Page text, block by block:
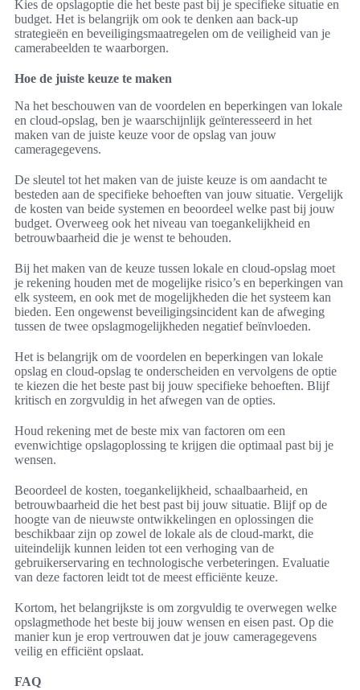
Kies de opslagoptie die het beste past bij je specifieke situatie en
budget. Het is belangrijk om ook te denken aan back-up
strategieën en beveiligingsmaatregelen om de veiligheid van je
camerabeelden te waarborgen.
Hoe de juiste keuze te maken
Na het beschouwen van de voordelen en beperkingen van lokale
en cloud-opslag, ben je waarschijnlijk geïnteresseerd in het
maken van de juiste keuze voor de opslag van jouw
cameragegevens.
De sleutel tot het maken van de juiste keuze is om aandacht te
besteden aan de specifieke behoeften van jouw situatie. Vergelijk
de kosten van beide systemen en beoordeel welke past bij jouw
budget. Overweeg ook het niveau van toegankelijkheid en
betrouwbaarheid die je wenst te behouden.
Bij het maken van de keuze tussen lokale en cloud-opslag moet
je rekening houden met de mogelijke risico’s en beperkingen van
elk systeem, en ook met de mogelijkheden die het systeem kan
bieden. Een ongewenst beveiligingsincident kan de afweging
tussen de twee opslagmogelijkheden negatief beïnvloeden.
Het is belangrijk om de voordelen en beperkingen van lokale
opslag en cloud-opslag te onderscheiden en vervolgens de optie
te kiezen die het beste past bij jouw specifieke behoeften. Blijf
kritisch en zorgvuldig in het afwegen van de opties.
Houd rekening met de beste mix van factoren om een
evenwichtige opslagoplossing te krijgen die optimaal past bij je
wensen.
Beoordeel de kosten, toegankelijkheid, schaalbaarheid, en
betrouwbaarheid die het best past bij jouw situatie. Blijf op de
hoogte van de nieuwste ontwikkelingen en oplossingen die
beschikbaar zijn op zowel de lokale als de cloud-markt, die
uiteindelijk kunnen leiden tot een verhoging van de
gebruikerservaring en technologische verbeteringen. Evaluatie
van deze factoren leidt tot de meest efficiënte keuze.
Kortom, het belangrijkste is om zorgvuldig te overwegen welke
opslagmethode het beste bij jouw wensen en eisen past. Op die
manier kun je erop vertrouwen dat je jouw cameragegevens
veilig en efficiënt opslaat.
FAQ